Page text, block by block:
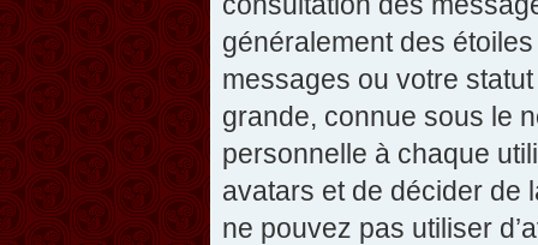
généralement des
messages ou votre
grande, connue sous le
personnelle à chaque
avatars et de décider de
ne pouvez pas utiliser